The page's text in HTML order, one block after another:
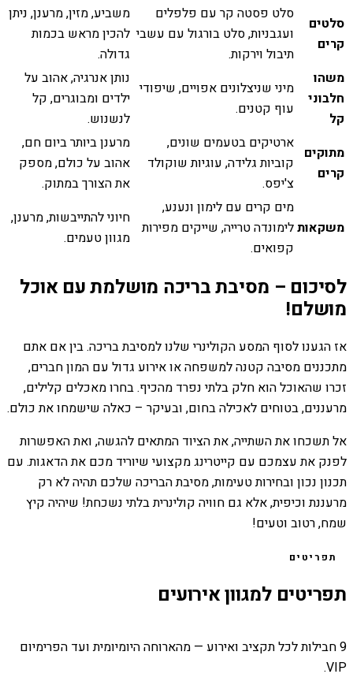
סלטים
קרים
סלט פסטה קר עם פלפלים
ועגבניות, סלט בורגול עם עשבי
תיבול וירקות.
משביע, מזין, מרענן, ניתן
להכין מראש בכמות
גדולה.
משהו
חלבוני
קל
מיני שניצלונים אפויים, שיפודי
עוף קטנים.
נותן אנרגיה, אהוב על
ילדים ומבוגרים, קל
לנשנוש.
מתוקים
קרים
ארטיקים בטעמים שונים,
קוביות גלידה, עוגיות שוקולד
צ'יפס.
מרענן ביותר ביום חם,
אהוב על כולם, מספק
את הצורך במתוק.
משקאות
מים קרים עם לימון ונענע,
לימונדה טרייה, שייקים מפירות
קפואים.
חיוני להתייבשות, מרענן,
מגוון טעמים.
לסיכום – מסיבת בריכה מושלמת עם אוכל
מושלם!
אז הגענו לסוף המסע הקולינרי שלנו למסיבת בריכה. בין אם אתם
מתכננים מסיבה קטנה למשפחה או אירוע גדול עם המון חברים,
זכרו שהאוכל הוא חלק בלתי נפרד מהכיף. בחרו מאכלים קלילים,
מרעננים, בטוחים לאכילה בחום, ובעיקר – כאלה שישמחו את כולם.
אל תשכחו את השתייה, את הציוד המתאים להגשה, ואת האפשרות
לפנק את עצמכם עם קייטרינג מקצועי שיוריד מכם את הדאגות. עם
תכנון נכון ובחירות טעימות, מסיבת הבריכה שלכם תהיה לא רק
מרעננת וכיפית, אלא גם חוויה קולינרית בלתי נשכחת! שיהיה קיץ
שמח, רטוב וטעים!
תפריטים
תפריטים למגוון אירועים
9 חבילות לכל תקציב ואירוע — מהארוחה היומיומית ועד הפרימיום
VIP.